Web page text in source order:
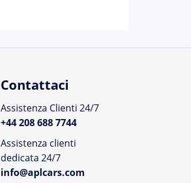
Contattaci
Assistenza Clienti 24/7
+44 208 688 7744
Assistenza clienti
dedicata 24/7
info@aplcars.com